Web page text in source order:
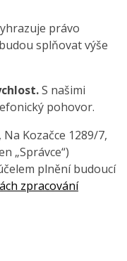
právo
splňovat výše
S našimi
pohovor.
Na Kozačce 1289/7,
„Správce“)
plnění budoucí
zpracování